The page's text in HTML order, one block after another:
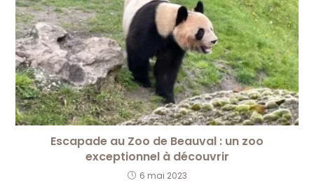
Escapade au Zoo de Beauval : un zoo
exceptionnel à découvrir
6 mai 2023